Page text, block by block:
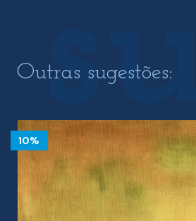
Outras sugestões:
10%